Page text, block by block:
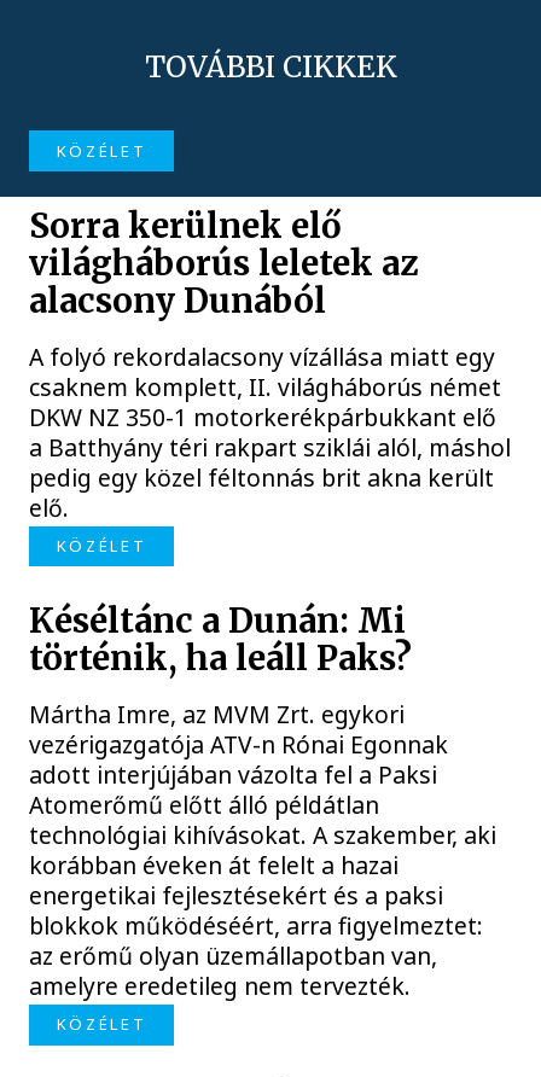
TOVÁBBI CIKKEK
KÖZÉLET
Sorra kerülnek elő
világháborús leletek az
alacsony Dunából
A folyó rekordalacsony vízállása miatt egy
csaknem komplett, II. világháborús német
DKW NZ 350-1 motorkerékpárbukkant elő
a Batthyány téri rakpart sziklái alól, máshol
pedig egy közel féltonnás brit akna került
elő.
KÖZÉLET
Késéltánc a Dunán: Mi
történik, ha leáll Paks?
Mártha Imre, az MVM Zrt. egykori
vezérigazgatója ATV-n Rónai Egonnak
adott interjújában vázolta fel a Paksi
Atomerőmű előtt álló példátlan
technológiai kihívásokat. A szakember, aki
korábban éveken át felelt a hazai
energetikai fejlesztésekért és a paksi
blokkok működéséért, arra figyelmeztet:
az erőmű olyan üzemállapotban van,
amelyre eredetileg nem tervezték.
KÖZÉLET